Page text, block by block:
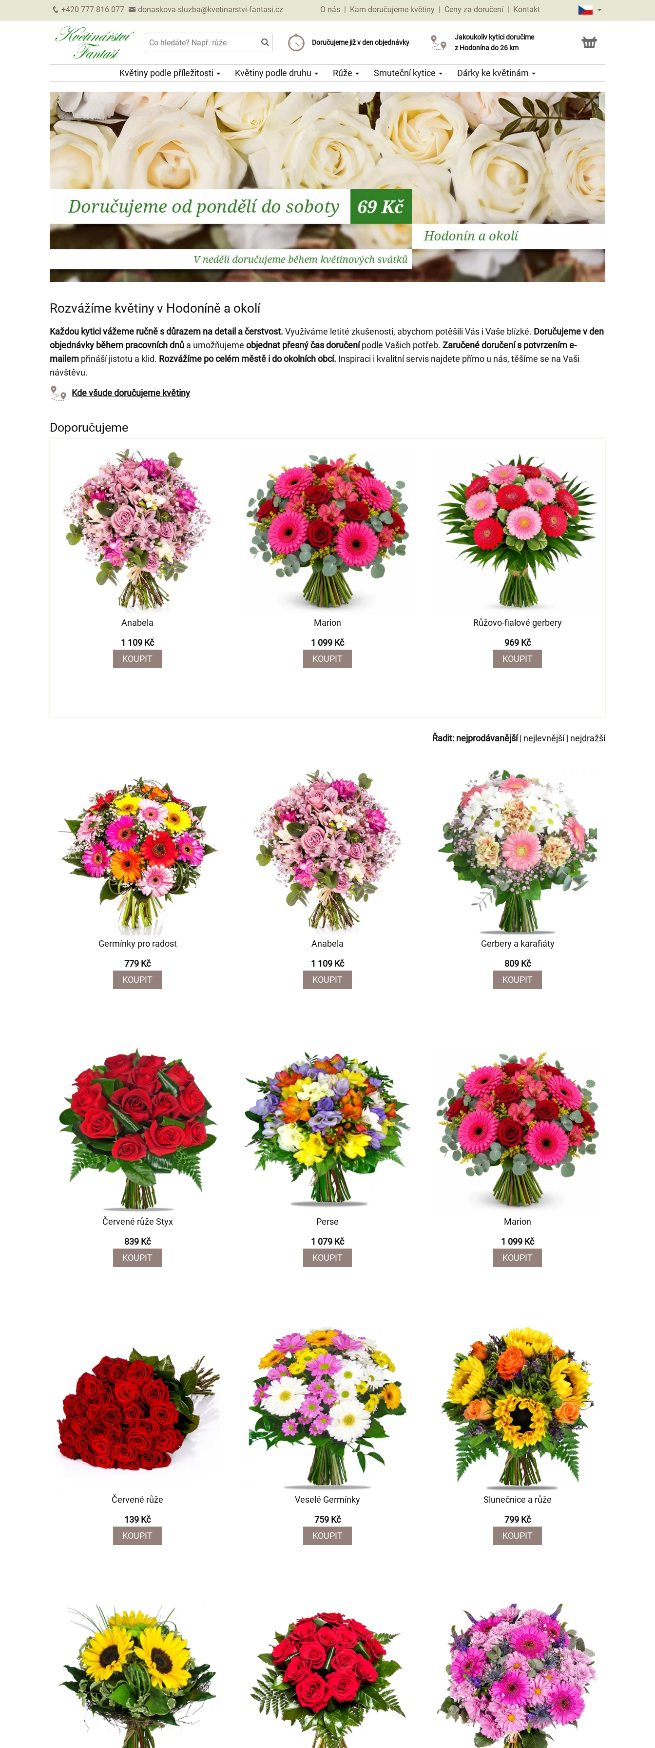
+420 777 816 077 donaskova-sluzba@kvetinarstvi-fantasi.cz O nás | Kam doručujeme květiny | Ceny za doručení | Kontakt
Doručujeme již v den objednávky
Doručujeme již od 69 Kč
Možný výběr času a dne doručení
Jakoukoliv kytici doručíme
z Hodonína do 26 km
Možnost vyzvednout v naší květince
Květiny podle příležitosti Květiny podle druhu Růže Smuteční kytice Dárky ke květinám
Rozvážíme květiny v Hodoníně a okolí
Každou kytici vážeme ručně s důrazem na detail a čerstvost. Využíváme letité zkušenosti, abychom potěšili Vás i Vaše blízké. Doručujeme v den
objednávky během pracovních dnů a umožňujeme objednat přesný čas doručenípodle Vašich potřeb. Zaručené doručení s potvrzením e-
mailem přináší jistotu a klid. Rozvážíme po celém městě i do okolních obcí. Inspiraci i kvalitní servis najdete přímo u nás, těšíme se na Vaši
návštěvu.
Kde všude doručujeme květiny
Doporučujeme
Anabela
1 109 Kč
KOUPIT
Marion
1 099 Kč
KOUPIT
Růžovo-fialové gerbery
969 Kč
KOUPIT
Řadit: nejprodávanější| nejlevnější| nejdražší
Germínky pro radost
779 Kč
KOUPIT
Anabela
1 109 Kč
KOUPIT
Gerbery a karafiáty
809 Kč
KOUPIT
Červené růže Styx
839 Kč
KOUPIT
Perse
1 079 Kč
KOUPIT
Marion
1 099 Kč
KOUPIT
Červené růže
139 Kč
KOUPIT
Veselé Germínky
759 Kč
KOUPIT
Slunečnice a růže
799 Kč
KOUPIT